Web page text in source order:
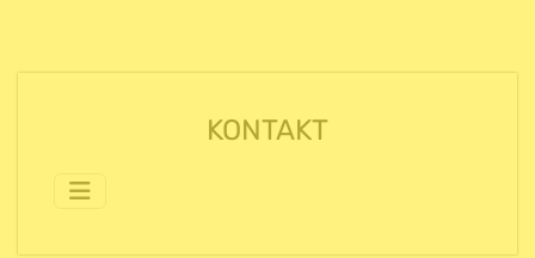
KONTAKT